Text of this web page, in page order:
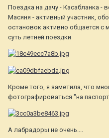
Поездка на дачу - Касабланка -
Масяня - активный участник,
остановок активно общается с
суть летней поездки
Кроме того, я заметила, что
фотографироваться "на
А лабрадоры не очень....